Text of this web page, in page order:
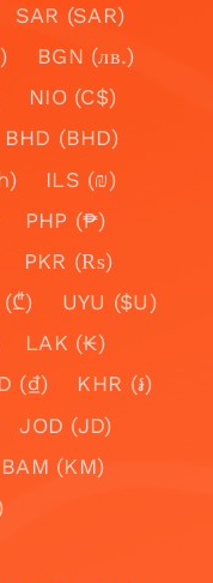
SAR (SAR)
BGN (лв.)
NIO (C$)
BHD (BHD)
ILS (₪)
PHP (₱)
PKR (₨)
(₾)
UYU ($U)
LAK (₭)
(₫)
KHR (៛)
JOD (JD)
BAM (KM)